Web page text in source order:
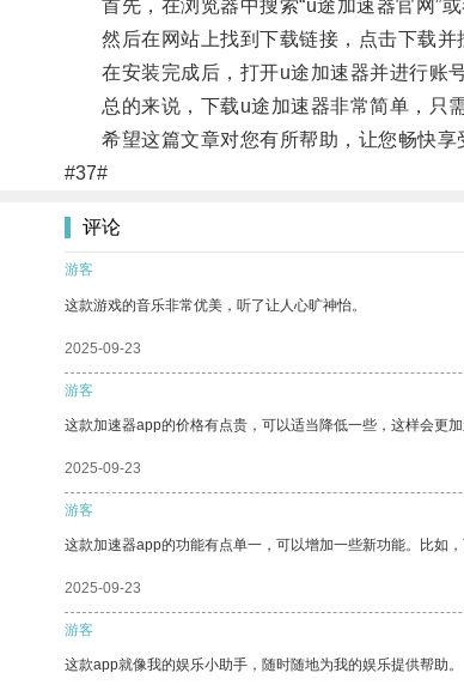
首先，在浏览器中搜索“u途加速器官网”或
然后在网站上找到下载链接，点击下载并
在安装完成后，打开u途加速器并进行账号
总的来说，下载u途加速器非常简单，只需
希望这篇文章对您有所帮助，让您畅快享
#37#
评论
游客
这款游戏的音乐非常优美，听了让人心旷神怡。
2025-09-23
游客
这款加速器app的价格有点贵，可以适当降低一些，这样会更加
2025-09-23
游客
这款加速器app的功能有点单一，可以增加一些新功能。比如
2025-09-23
游客
这款app就像我的娱乐小助手，随时随地为我的娱乐提供帮助。